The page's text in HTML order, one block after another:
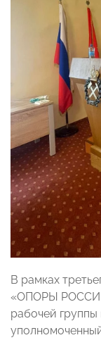
В рамках
«ОПОРЫ
рабочей